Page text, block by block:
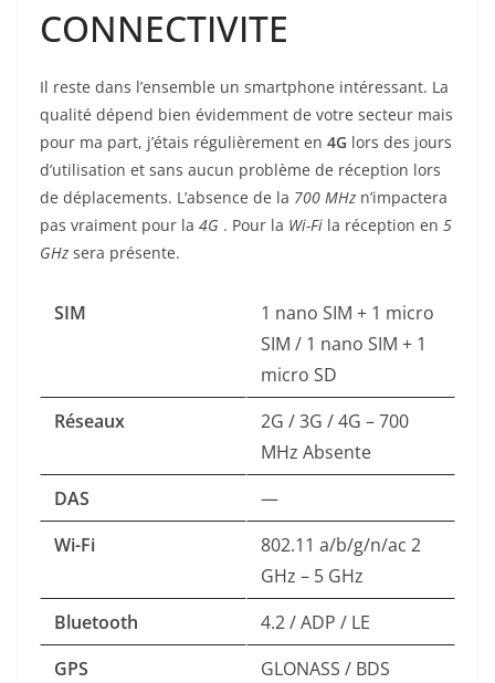
CONNECTIVITE
Il reste dans l’ensemble un smartphone intéressant. La
qualité dépend bien évidemment de votre secteur mais
pour ma part, j’étais régulièrement en 4G lors des jours
d’utilisation et sans aucun problème de réception lors
de déplacements. L’absence de la 700 MHz n’impactera
pas vraiment pour la 4G . Pour la Wi-Fi la réception en 5
GHz sera présente.
SIM
1 nano SIM + 1 micro
SIM / 1 nano SIM + 1
micro SD
Réseaux
2G / 3G / 4G – 700
MHz Absente
DAS
—
Wi-Fi
802.11 a/b/g/n/ac 2
GHz – 5 GHz
Bluetooth
4.2 / ADP / LE
GPS
GLONASS / BDS